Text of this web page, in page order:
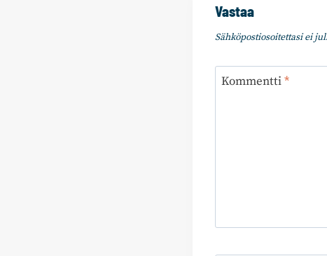
Vastaa
Sähköpostiosoitettasi ei
Kommentti*